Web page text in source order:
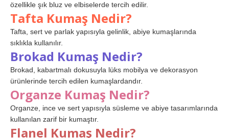
özellikle şık bluz ve elbiselerde tercih edilir.
Tafta Kumaş Nedir?
Tafta, sert ve parlak yapısıyla gelinlik, abiye kumaşlarında
sıklıkla kullanılır.
Brokad Kumaş Nedir?
Brokad, kabartmalı dokusuyla lüks mobilya ve dekorasyon
ürünlerinde tercih edilen kumaşlardandır.
Organze Kumaş Nedir?
Organze, ince ve sert yapısıyla süsleme ve abiye tasarımlarında
kullanılan zarif bir kumaştır.
Flanel Kumaş Nedir?